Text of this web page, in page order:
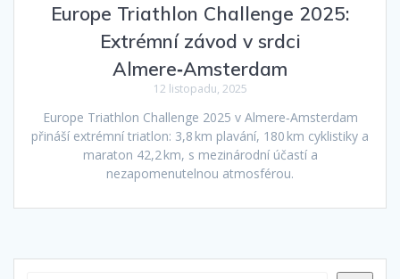
Europe Triathlon Challenge 2025:
Extrémní závod v srdci
Almere‑Amsterdam
12 listopadu, 2025
Europe Triathlon Challenge 2025 v Almere‑Amsterdam
přináší extrémní triatlon: 3,8 km plavání, 180 km cyklistiky a
maraton 42,2 km, s mezinárodní účastí a
nezapomenutelnou atmosférou.